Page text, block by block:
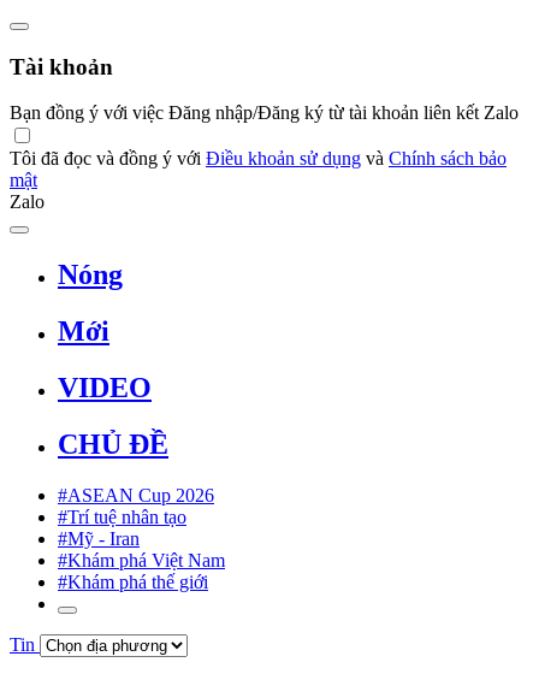
Tài khoản
Bạn đồng ý với việc Đăng nhập/Đăng ký từ tài khoản liên kết Zalo
Tôi đã đọc và đồng ý với Điều khoản sử dụng và Chính sách bảo
mật
Zalo
Nóng
Mới
VIDEO
CHỦ ĐỀ
#ASEAN Cup 2026
#Trí tuệ nhân tạo
#Mỹ - Iran
#Khám phá Việt Nam
#Khám phá thế giới
Tin